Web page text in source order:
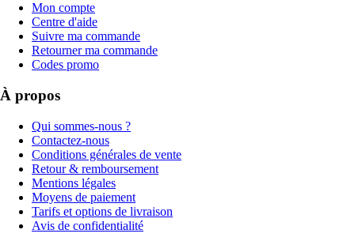
Mon compte
Centre d'aide
Suivre ma commande
Retourner ma commande
Codes promo
À propos
Qui sommes-nous ?
Contactez-nous
Conditions générales de vente
Retour & remboursement
Mentions légales
Moyens de paiement
Tarifs et options de livraison
Avis de confidentialité